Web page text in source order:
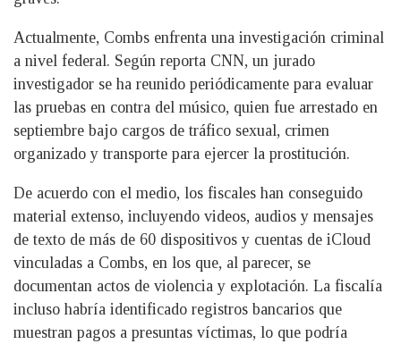
Actualmente, Combs enfrenta una investigación criminal
a nivel federal. Según reporta CNN, un jurado
investigador se ha reunido periódicamente para evaluar
las pruebas en contra del músico, quien fue arrestado en
septiembre bajo cargos de tráfico sexual, crimen
organizado y transporte para ejercer la prostitución.
De acuerdo con el medio, los fiscales han conseguido
material extenso, incluyendo videos, audios y mensajes
de texto de más de 60 dispositivos y cuentas de iCloud
vinculadas a Combs, en los que, al parecer, se
documentan actos de violencia y explotación. La fiscalía
incluso habría identificado registros bancarios que
muestran pagos a presuntas víctimas, lo que podría